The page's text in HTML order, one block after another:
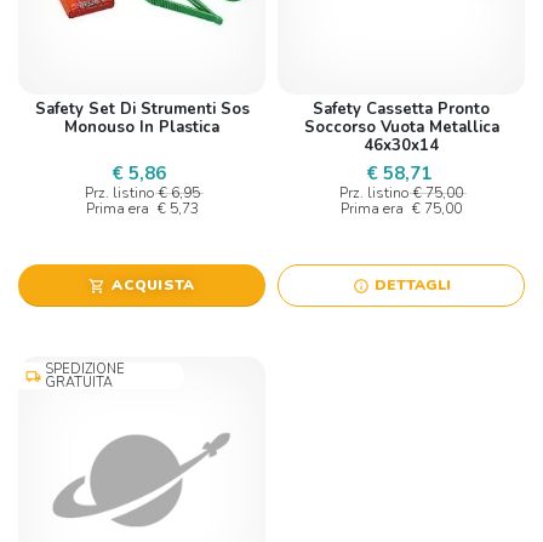
Safety Set Di Strumenti Sos
Monouso In Plastica
€ 5,86
Prz. listino € 6,95
Prima era € 5,73
shopping_cart ACQUISTA
Safety Cassetta Pronto
Soccorso Vuota Metallica
46x30x14
€ 58,71
Prz. listino € 75,00
Prima era € 75,00
info DETTAGLI
local_shipping SPEDIZIONE
GRATUITA